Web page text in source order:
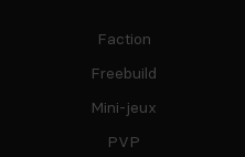
Faction
Freebuild
Mini-jeux
PVP